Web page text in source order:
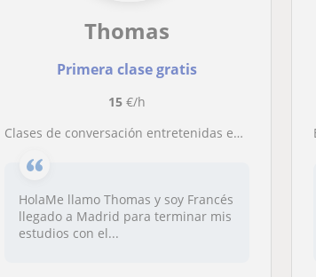
Thomas
Primera clase gratis
15€/h
Clases de conversación entretenidas en Francés con profesor nativo
HolaMe llamo Thomas y soy Francés
llegado a Madrid para terminar mis
estudios con el...